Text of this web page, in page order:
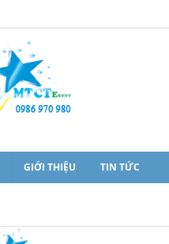
GIỚI THIỆU TIN TỨC